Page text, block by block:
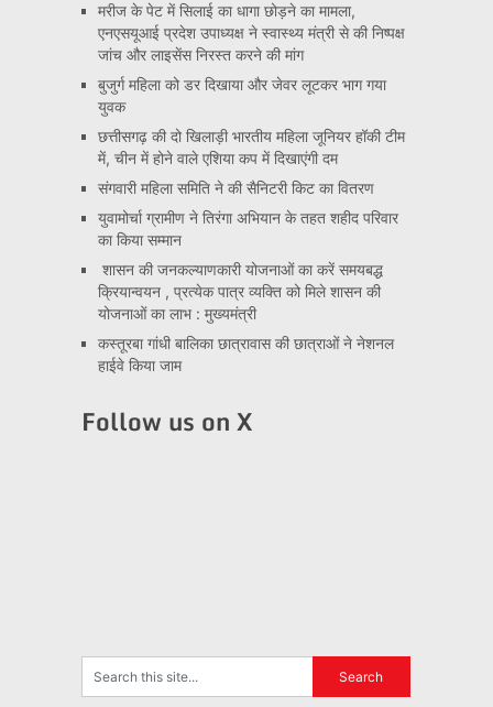
मरीज के पेट में सिलाई का धागा छोड़ने का मामला,
एनएसयूआई प्रदेश उपाध्यक्ष ने स्वास्थ्य मंत्री से की निष्पक्ष
जांच और लाइसेंस निरस्त करने की मांग
बुजुर्ग महिला को डर दिखाया और जेवर लूटकर भाग गया
युवक
छत्तीसगढ़ की दो खिलाड़ी भारतीय महिला जूनियर हॉकी टीम
में, चीन में होने वाले एशिया कप में दिखाएंगी दम
संगवारी महिला समिति ने की सैनिटरी किट का वितरण
युवामोर्चा ग्रामीण ने तिरंगा अभियान के तहत शहीद परिवार
का किया सम्मान
शासन की जनकल्याणकारी योजनाओं का करें समयबद्ध
क्रियान्वयन , प्रत्येक पात्र व्यक्ति को मिले शासन की
योजनाओं का लाभ : मुख्यमंत्री
कस्तूरबा गांधी बालिका छात्रावास की छात्राओं ने नेशनल
हाईवे किया जाम
Follow us on X